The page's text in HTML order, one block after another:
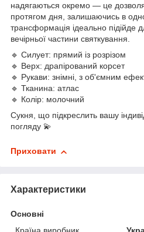
надягаються окремо — це
протягом дня, залишаючись в
трансформація ідеально підійде
вечірньої частини святкування.
🔹 Силует: прямий із розрізом
🔹 Верх: драпірований корсет
🔹 Рукави: знімні, з об'ємним
🔹 Тканина: атлас
🔹 Колір: молочний
Сукня, що підкреслить вашу
погляду 💫
Приховати
Характеристики
Основні